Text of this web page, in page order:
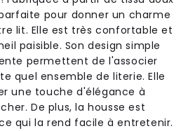
pour donner un charme
lit. Elle est très confortable et
paisible. Son design simple
permettent de l'associer
quel ensemble de literie. Elle
une touche d'élégance à
De plus, la housse est
qui la rend facile à entretenir.